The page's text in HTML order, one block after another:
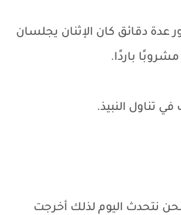
عدة دقائق كان الإثنان يجلسان
باردًا.
تناول النبيذ.
نتحدث اليوم لذلك أخرجت